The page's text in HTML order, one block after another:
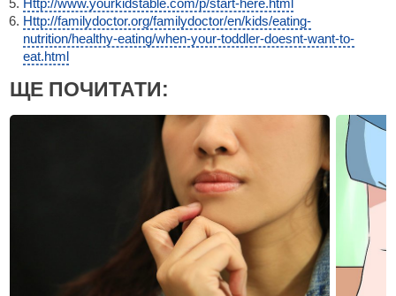
Http://www.yourkidstable.com/p/start-here.html
Http://familydoctor.org/familydoctor/en/kids/eating-
nutrition/healthy-eating/when-your-toddler-doesnt-want-to-
eat.html
ЩЕ ПОЧИТАТИ: